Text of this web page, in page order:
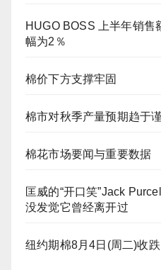
HUGO BOSS 上半年销售
幅为2％
棉价下方支撑牢固
棉市对秋季产量预期趋于
棉花市场要闻与重要数据
匡威的“开口笑”Jack
没发觉它曾经离开过
纽约期棉8月4日(周二)收